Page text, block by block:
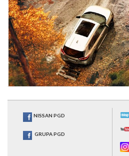
NISSAN PGD
GRUPA PGD